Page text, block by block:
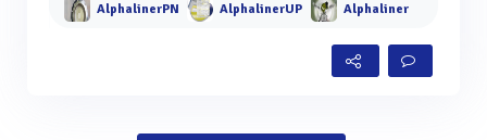
AlphalinerPN AlphalinerUP Alphaliner